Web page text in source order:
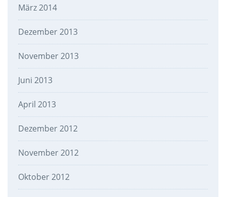
März 2014
Dezember 2013
November 2013
Juni 2013
April 2013
Dezember 2012
November 2012
Oktober 2012